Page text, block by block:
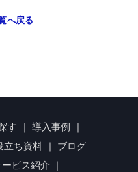
へ戻る
す ｜ 導入事例
｜
立ち資料 ｜ ブログ
ービス紹介 ｜